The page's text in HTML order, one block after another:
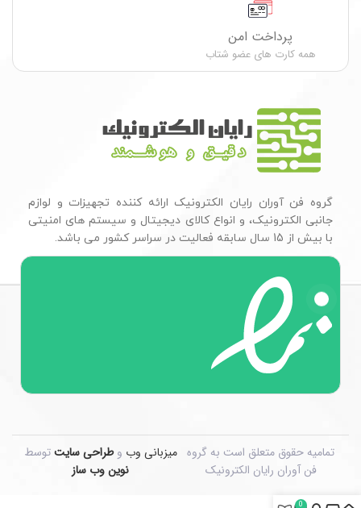
پرداخت امن
همه کارت های عضو شتاب
گروه فن آوران رایان الکترونیک ارائه کننده تجهیزات و لوازم
جانبی الکترونیک، و انواع کالای دیجیتال و سیستم های امنیتی
با بیش از 15 سال سابقه فعالیت در سراسر کشور می باشد.
تمامیه حقوق متعلق است به گروه
فن آوران رایان الکترونیک
میزبانی وب وطراحی سایتتوسط
نوین وب ساز
0